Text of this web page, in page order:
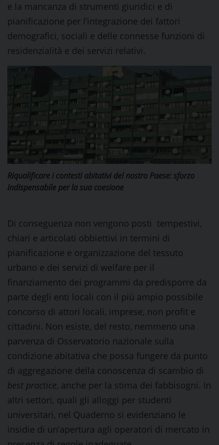
e la mancanza di strumenti giuridici e di
pianificazione per l’integrazione dei fattori
demografici, sociali e delle connesse funzioni di
residenzialità e dei servizi relativi.
Riqualificare i contesti abitativi del nostro Paese: sforzo
indispensabile per la sua coesione
Di conseguenza non vengono posti tempestivi,
chiari e articolati obbiettivi in termini di
pianificazione e organizzazione del tessuto
urbano e dei servizi di welfare per il
finanziamento dei programmi da predisporre da
parte degli enti locali con il più ampio possibile
concorso di attori locali, imprese, non profit e
cittadini. Non esiste, del resto, nemmeno una
parvenza di Osservatorio nazionale sulla
condizione abitativa che possa fungere da punto
di aggregazione della conoscenza di scambio di
best practice, anche per la stima dei fabbisogni. In
altri settori, quali gli alloggi per studenti
universitari, nel Quaderno si evidenziano le
insidie di un’apertura agli operatori di mercato in